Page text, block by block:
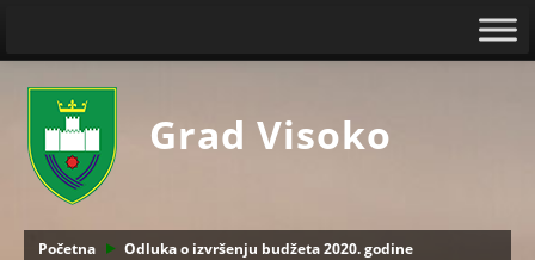
Grad Visoko
Početna
Odluka o izvršenju budžeta 2020. godine